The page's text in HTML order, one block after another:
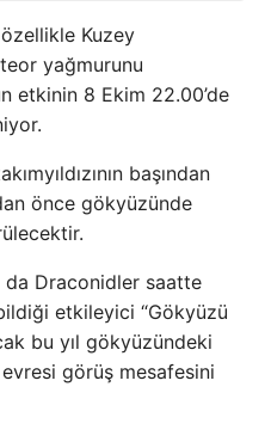
Kuzey
yağmurunu
etkinin 8 Ekim 22.00’de
başından
önce gökyüzünde
da Draconidler saatte
etkileyici “Gökyüzü
bu yıl gökyüzündeki
görüş mesafesini